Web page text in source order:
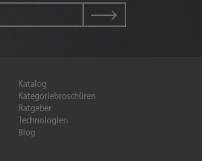
Katalog
Kategoriebroschüren
Ratgeber
Technologien
Blog